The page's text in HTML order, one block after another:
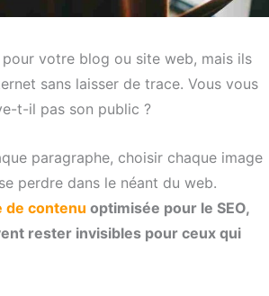
votre blog ou site web, mais ils
sans laisser de trace. Vous vous
t-il pas son public ?
paragraphe, choisir chaque image
perdre dans le néant du web.
de contenu optimisée pour le SEO,
rester invisibles pour ceux qui